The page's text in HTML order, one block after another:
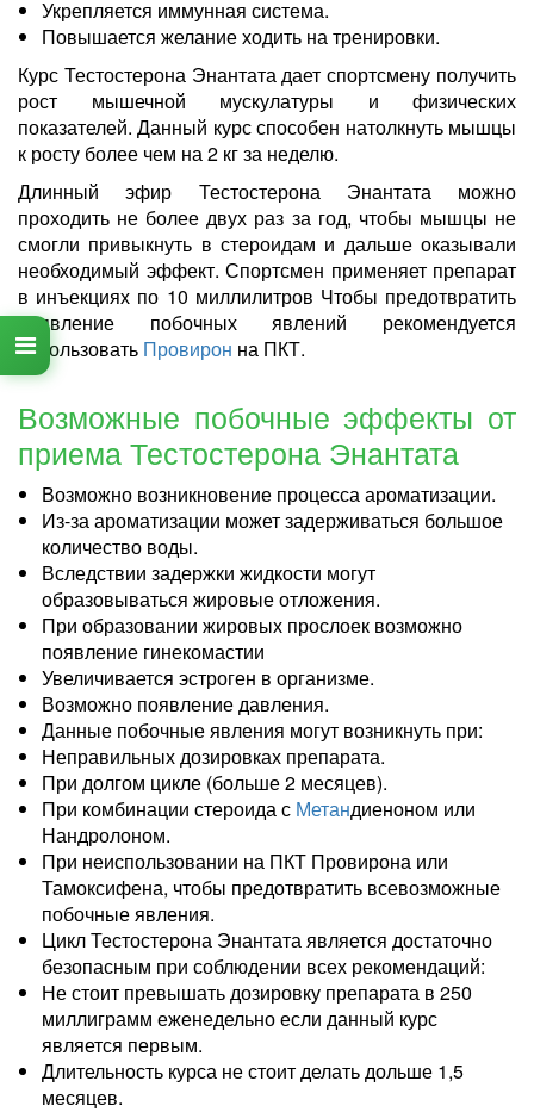
Укрепляется иммунная система.
Повышается желание ходить на тренировки.
Курс Тестостерона Энантата дает спортсмену получить
рост мышечной мускулатуры и физических
показателей. Данный курс способен натолкнуть мышцы
к росту более чем на 2 кг за неделю.
Длинный эфир Тестостерона Энантата можно
проходить не более двух раз за год, чтобы мышцы не
смогли привыкнуть в стероидам и дальше оказывали
необходимый эффект. Спортсмен применяет препарат
в инъекциях по 10 миллилитров Чтобы предотвратить
появление побочных явлений рекомендуется
использовать Провирон на ПКТ.
Возможные побочные эффекты от
приема Тестостерона Энантата
Возможно возникновение процесса ароматизации.
Из-за ароматизации может задерживаться большое
количество воды.
Вследствии задержки жидкости могут
образовываться жировые отложения.
При образовании жировых прослоек возможно
появление гинекомастии
Увеличивается эстроген в организме.
Возможно появление давления.
Данные побочные явления могут возникнуть при:
Неправильных дозировках препарата.
При долгом цикле (больше 2 месяцев).
При комбинации стероида с Метандиеноном или
Нандролоном.
При неиспользовании на ПКТ Провирона или
Тамоксифена, чтобы предотвратить всевозможные
побочные явления.
Цикл Тестостерона Энантата является достаточно
безопасным при соблюдении всех рекомендаций:
Не стоит превышать дозировку препарата в 250
миллиграмм еженедельно если данный курс
является первым.
Длительность курса не стоит делать дольше 1,5
месяцев.